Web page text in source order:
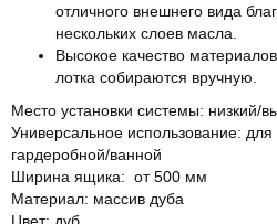
отличного внешнего вида
нескольких слоев масла.
Высокое качество
лотка собираются вручную.
Место установки системы: низкий/
Универсальное использование: для
гардеробной/ванной
Ширина ящика: от 500 мм
Материал: массив дуба
Цвет: дуб